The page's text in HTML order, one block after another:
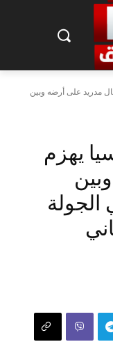
مدريد على أرضه وبين
يهزم
بنتيجة 2-1 في الجولة